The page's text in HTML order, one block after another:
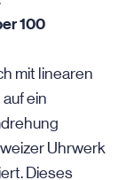
100
mit linearen
ein
Uhrwerk
Dieses